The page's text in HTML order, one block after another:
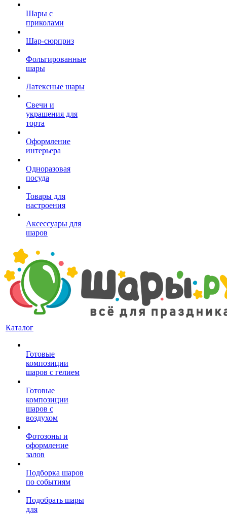
Шары с
приколами
Шар-сюрприз
Фольгированные
шары
Латексные шары
Свечи и
украшения для
торта
Оформление
интерьера
Одноразовая
посуда
Товары для
настроения
Аксессуары для
шаров
Каталог
Готовые
композиции
шаров с гелием
Готовые
композиции
шаров с
воздухом
Фотозоны и
оформление
залов
Подборка шаров
по событиям
Подобрать шары
для